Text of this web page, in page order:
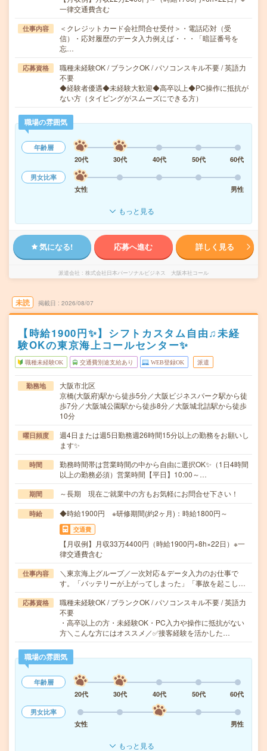
一律交通費含む
仕事内容
＜クレジットカード会社問合せ受付＞・電話応対（受
信）・応対履歴のデータ入力例えば・・・「暗証番号を
忘…
応募資格
職種未経験OK / ブランクOK / パソコンスキル不要 / 英語力
不要
◆経験者優遇◆未経験大歓迎◆高卒以上◆PC操作に抵抗が
ない方（タイピングがスムーズにできる方）
職場の雰囲気
年齢層
20代
30代 40代 50代
60代
男女比率
女性
男性
もっと見る
気になる! 応募へ進む 詳しく見る
派遣会社 株式会社日本パーソナルビジネス 大阪本社コール
未読 掲載日 2026/08/07
【時給1900円✨】シフトカスタム自由♫未経
験OKの東京海上コールセンター✨
職種未経験OK 交通費別途支給あり WEB登録OK 派遣
勤務地
大阪市北区
京橋(大阪府)駅から徒歩5分／大阪ビジネスパーク駅から徒
歩7分／大阪城公園駅から徒歩8分／大阪城北詰駅から徒歩
10分
曜日頻度
週4日または週5日勤務週26時間15分以上の勤務をお願いし
ます✨
時間
勤務時間帯は営業時間の中から自由に選択OK✨（1日4時間
以上の勤務必須）営業時間【平日】10:00～…
期間 ～長期 現在ご就業中の方もお気軽にお問合せ下さい！
時給 ◆時給1900円 ※研修期間(約2ヶ月)：時給1800円～
交通費
【月収例】月収33万4400円（時給1900円×8h×22日）※一
律交通費含む
仕事内容
＼東京海上グループ／一次対応＆データ入力のお仕事で
す。「バッテリーが上がってしまった」「事故を起こし…
応募資格
職種未経験OK / ブランクOK / パソコンスキル不要 / 英語力
不要
・高卒以上の方・未経験OK・PC入力や操作に抵抗がない
方＼こんな方にはオススメ／✅接客経験を活かした…
職場の雰囲気
年齢層
20代
30代 40代 50代
60代
男女比率
女性
男性
もっと見る